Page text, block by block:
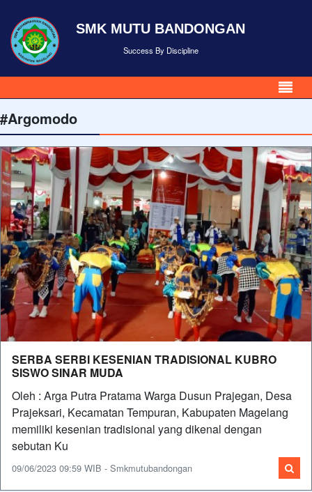
SMK MUTU BANDONGAN
Success By Discipline
#Argomodo
SERBA SERBI KESENIAN TRADISIONAL KUBRO
SISWO SINAR MUDA
Oleh : Arga Putra Pratama Warga Dusun Prajegan, Desa
Prajeksari, Kecamatan Tempuran, Kabupaten Magelang
memiliki kesenian tradisional yang dikenal dengan
sebutan Ku
09/06/2023 09:59 WIB - Smkmutubandongan